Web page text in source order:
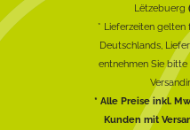
Lëtzebuerg
* Lieferzeiten
Deutschlands,
entnehmen Sie
* Alle Preise inkl.
Kunden mit